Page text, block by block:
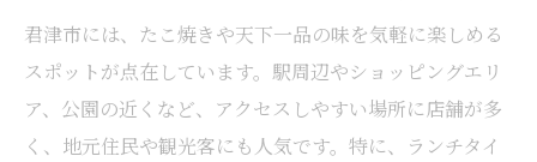
君津市には、たこ焼きや天下一品の味を気軽に楽しめる
スポットが点在しています。駅周辺やショッピングエリ
ア、公園の近くなど、アクセスしやすい場所に店舗が多
く、地元住民や観光客にも人気です。特に、ランチタイ